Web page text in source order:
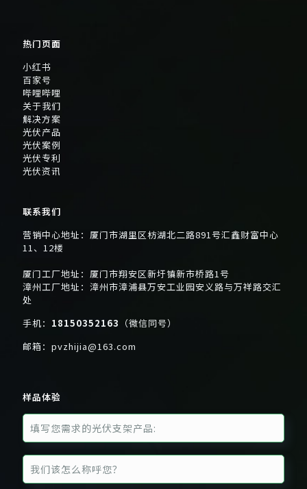
热门页面
小红书
百家号
哔哩哔哩
关于我们
解决方案
光伏产品
光伏案例
光伏专利
光伏资讯
联系我们
营销中心地址：厦门市湖里区枋湖北二路891号汇鑫财富中心
11、12楼
厦门工厂地址：厦门市翔安区新圩镇新市桥路1号
漳州工厂地址：漳州市漳浦县万安工业园安义路与万祥路交汇
处
手机： 18150352163 （微信同号）
邮箱： pvzhijia@163.com
样品体验